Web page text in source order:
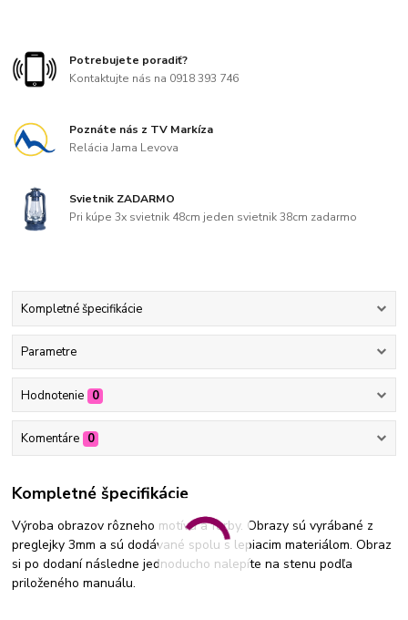
Potrebujete poradiť?
Kontaktujte nás na 0918 393 746
Poznáte nás z TV Markíza
Relácia Jama Levova
Svietnik ZADARMO
Pri kúpe 3x svietnik 48cm jeden svietnik 38cm zadarmo
Kompletné špecifikácie
Parametre
Hodnotenie 0
Komentáre 0
Kompletné špecifikácie
Výroba obrazov rôzneho motívu a farby. Obrazy sú vyrábané z
preglejky 3mm a sú dodávané spolu s lepiacim materiálom. Obraz
si po dodaní následne jednoducho nalepíte na stenu podľa
priloženého manuálu.